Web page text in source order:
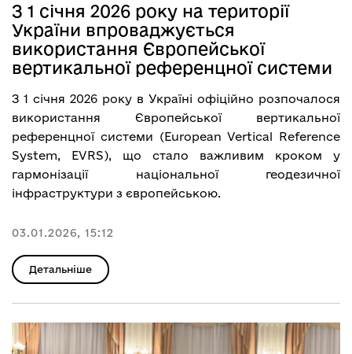
З 1 січня 2026 року на території
України впроваджується
використання Європейської
вертикальної референцної системи
З 1 січня 2026 року в Україні офіційно розпочалося
використання Європейської вертикальної
референцної системи (European Vertical Reference
System, EVRS), що стало важливим кроком у
гармонізації національної геодезичної
інфраструктури з європейською.
03.01.2026, 15:12
Детальніше